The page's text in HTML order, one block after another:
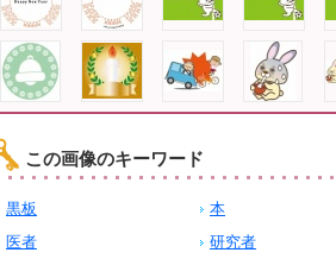
この画像のキーワード
黒板 本
医者
研究者